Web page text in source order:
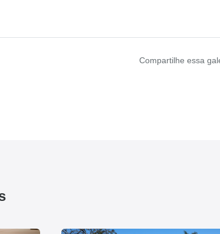
Compartilhe essa